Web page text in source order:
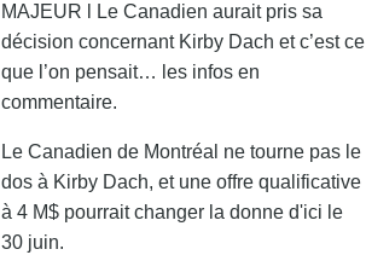
MAJEUR l Le Canadien aurait pris sa
décision concernant Kirby Dach et c’est ce
que l’on pensait… les infos en
commentaire.
Le Canadien de Montréal ne tourne pas le
dos à Kirby Dach, et une offre qualificative
à 4 M$ pourrait changer la donne d'ici le
30 juin.